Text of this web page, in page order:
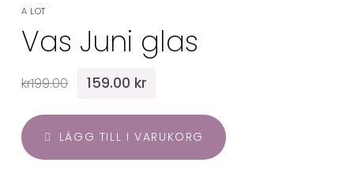
A LOT
Vas Juni glas
kr199.00 159.00 kr
LÄGG TILL I VARUKORG